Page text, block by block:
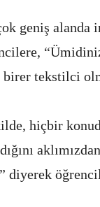
geniş alanda
tekstilci
hiçbir
diyerek